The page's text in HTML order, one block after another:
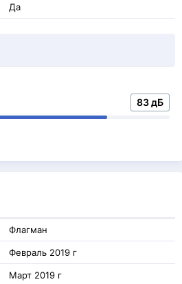
Да
83 дБ
Флагман
Февраль 2019 г
Март 2019 г